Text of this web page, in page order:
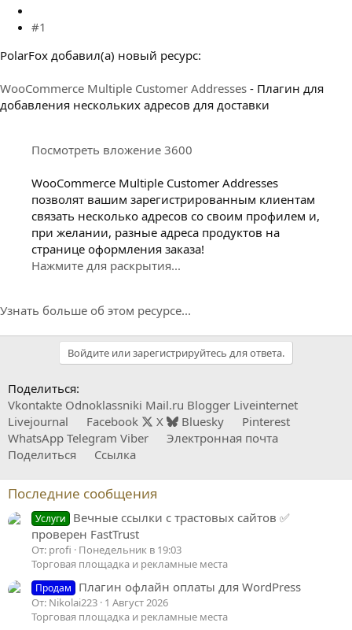
#1
PolarFox добавил(а) новый ресурс:
WooCommerce Multiple Customer Addresses - Плагин для
добавления нескольких адресов для доставки
Посмотреть вложение 3600
WooCommerce Multiple Customer Addresses
позволят вашим зарегистрированным клиентам
связать несколько адресов со своим профилем и,
при желании, разные адреса продуктов на
странице оформления заказа!
Нажмите для раскрытия...
Узнать больше об этом ресурсе...
Войдите или зарегистрируйтесь для ответа.
Поделиться:
Vkontakte Odnoklassniki Mail.ru Blogger Liveinternet
Livejournal
Facebook X Bluesky
Pinterest
WhatsApp Telegram Viber
Электронная почта
Поделиться
Ссылка
Последние сообщения
Услуги
Вечные ссылки с трастовых сайтов ✅
проверен FastTrust
От: profi
Понедельник в 19:03
Торговая площадка и рекламные места
Продам Плагин офлайн оплаты для WordPress
От: Nikolai223 1 Август 2026
Торговая площадка и рекламные места